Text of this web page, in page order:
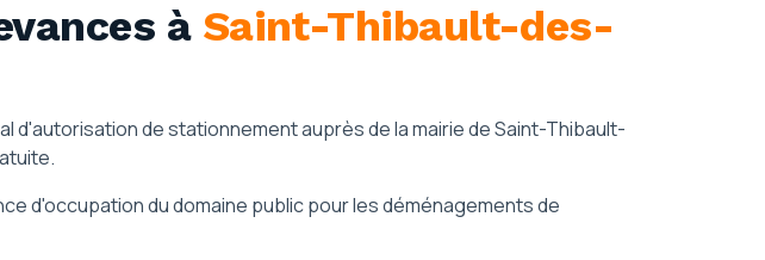
à Saint-Thibault-des-
d'autorisation de stationnement auprès de la mairie de Saint-Thibault-
d'occupation du domaine public pour les déménagements de